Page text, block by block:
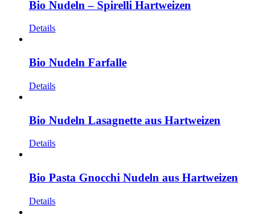
Bio Nudeln – Spirelli Hartweizen
Details
Bio Nudeln Farfalle
Details
Bio Nudeln Lasagnette aus Hartweizen
Details
Bio Pasta Gnocchi Nudeln aus Hartweizen
Details